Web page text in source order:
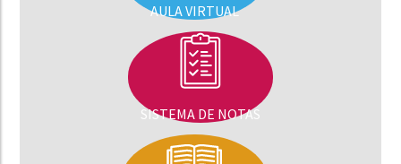
AULA VIRTUAL
SISTEMA DE NOTAS